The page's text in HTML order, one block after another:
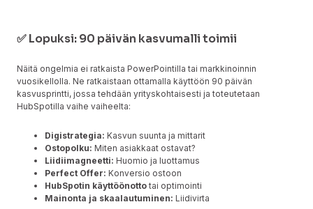
✅ Lopuksi: 90 päivän kasvumalli toimii
Näitä ongelmia ei ratkaista PowerPointilla tai markkinoinnin
vuosikellolla. Ne ratkaistaan ottamalla käyttöön 90 päivän
kasvusprintti, jossa tehdään yrityskohtaisesti ja toteutetaan
HubSpotilla vaihe vaiheelta:
Digistrategia: Kasvun suunta ja mittarit
Ostopolku: Miten asiakkaat ostavat?
Liidiimagneetti: Huomio ja luottamus
Perfect Offer: Konversio ostoon
HubSpotin käyttöönotto tai optimointi
Mainonta ja skaalautuminen: Liidivirta